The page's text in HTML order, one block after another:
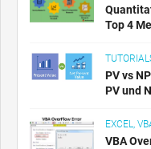
Top 4
PV vs
PV und
EXCEL,
VBA